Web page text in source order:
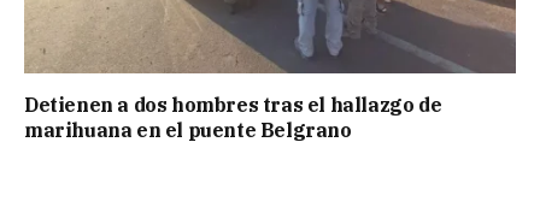
Detienen a dos hombres tras el hallazgo de
marihuana en el puente Belgrano